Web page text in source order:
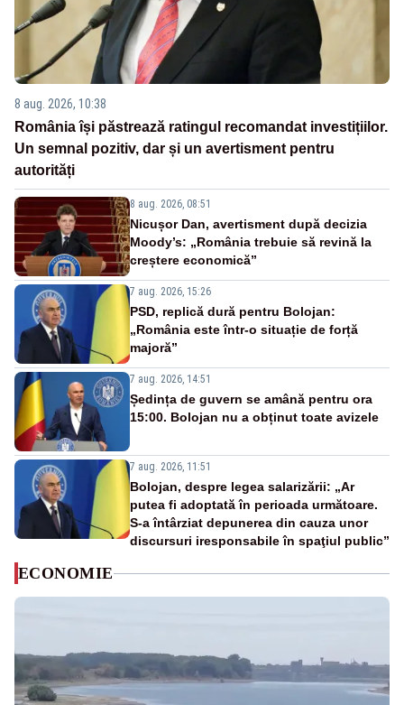
8 aug. 2026, 10:38
România își păstrează ratingul recomandat investițiilor.
Un semnal pozitiv, dar și un avertisment pentru
autorități
8 aug. 2026, 08:51
Nicușor Dan, avertisment după decizia
Moody’s: „România trebuie să revină la
creștere economică”
7 aug. 2026, 15:26
PSD, replică dură pentru Bolojan:
„România este într-o situație de forță
majoră”
7 aug. 2026, 14:51
Ședința de guvern se amână pentru ora
15:00. Bolojan nu a obținut toate avizele
7 aug. 2026, 11:51
Bolojan, despre legea salarizării: „Ar
putea fi adoptată în perioada următoare.
S-a întârziat depunerea din cauza unor
discursuri iresponsabile în spaţiul public”
ECONOMIE